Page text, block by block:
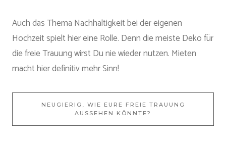
Auch das Thema Nachhaltigkeit bei der eigenen
Hochzeit spielt hier eine Rolle. Denn die meiste Deko für
die freie Trauung wirst Du nie wieder nutzen. Mieten
macht hier definitiv mehr Sinn!
NEUGIERIG, WIE EURE FREIE TRAUUNG
AUSSEHEN KÖNNTE?